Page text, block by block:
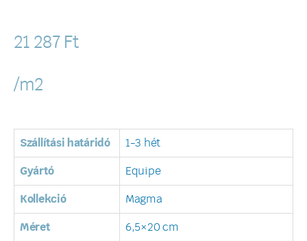
21 287 Ft
/m2
Szállítási határidó 1-3 hét
Gyártó Equipe
Kollekció Magma
Méret 6,5×20 cm